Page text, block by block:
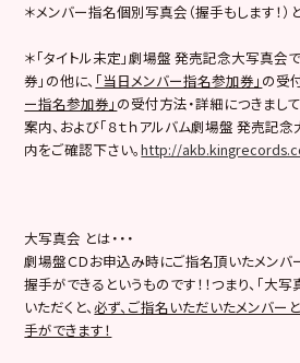
＊メンバー指名個別写真会（握手もします！）
＊「タイトル未定」劇場盤 発売記念大写真会
券」の他に、 「当日メンバー指名参加券」 の受
ー指名参加券」 の受付方法・詳細につきまし
案内、および「８ｔｈアルバム劇場盤 発売記
内をご確認下さい。http://
大写真会 とは・・・
劇場盤ＣＤお申込み時にご指名頂いたメンバ
握手ができるというものです！！つまり、「大
いただくと、必ず、ご指名いただいたメンバー
手ができます！